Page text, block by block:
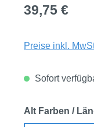
Regulärer Preis:
39,75 €
Preise inkl.
Sofort
Alt Farben /